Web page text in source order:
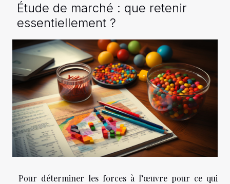
Étude de marché : que retenir
essentiellement ?
Pour déterminer les forces à l’œuvre pour ce qui